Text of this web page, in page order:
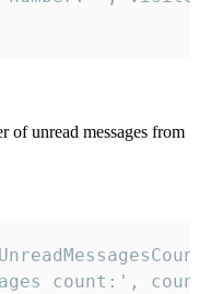
of unread messages from
count:',